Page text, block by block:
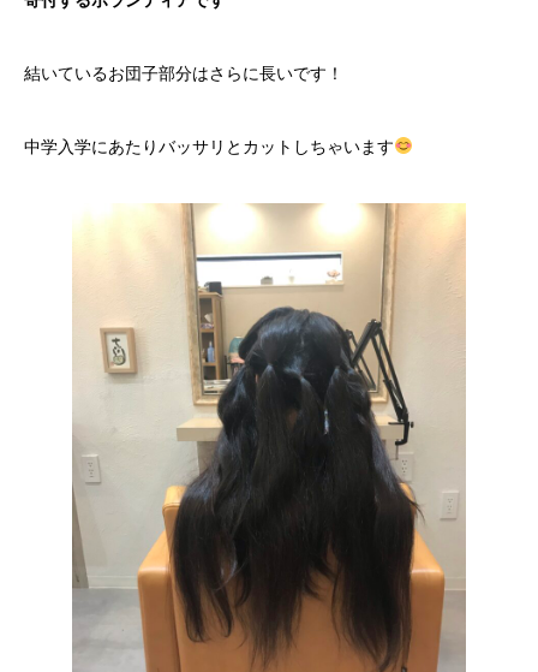
結いているお団子部分はさらに長いです！
中学入学にあたりバッサリとカットしちゃいます